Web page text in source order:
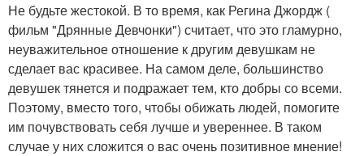
Не будьте жестокой. В то время, как Регина Джордж (
фильм "Дрянные Девчонки") считает, что это гламурно,
неуважительное отношение к другим девушкам не
сделает вас красивее. На самом деле, большинство
девушек тянется и подражает тем, кто добры со всеми.
Поэтому, вместо того, чтобы обижать людей, помогите
им почувствовать себя лучше и увереннее. В таком
случае у них сложится о вас очень позитивное мнение!